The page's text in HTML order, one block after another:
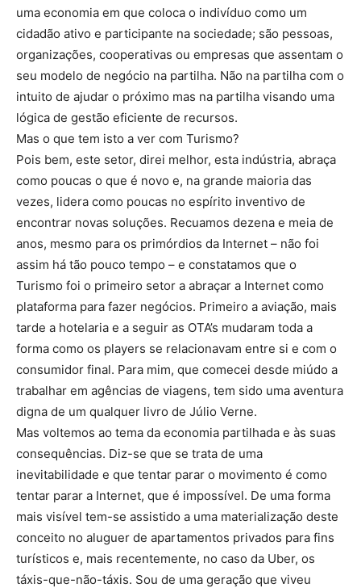
uma economia em que coloca o indivíduo como um
cidadão ativo e participante na sociedade; são pessoas,
organizações, cooperativas ou empresas que assentam o
seu modelo de negócio na partilha. Não na partilha com o
intuito de ajudar o próximo mas na partilha visando uma
lógica de gestão eficiente de recursos.
Mas o que tem isto a ver com Turismo?
Pois bem, este setor, direi melhor, esta indústria, abraça
como poucas o que é novo e, na grande maioria das
vezes, lidera como poucas no espírito inventivo de
encontrar novas soluções. Recuamos dezena e meia de
anos, mesmo para os primórdios da Internet – não foi
assim há tão pouco tempo – e constatamos que o
Turismo foi o primeiro setor a abraçar a Internet como
plataforma para fazer negócios. Primeiro a aviação, mais
tarde a hotelaria e a seguir as OTA’s mudaram toda a
forma como os players se relacionavam entre si e com o
consumidor final. Para mim, que comecei desde miúdo a
trabalhar em agências de viagens, tem sido uma aventura
digna de um qualquer livro de Júlio Verne.
Mas voltemos ao tema da economia partilhada e às suas
consequências. Diz-se que se trata de uma
inevitabilidade e que tentar parar o movimento é como
tentar parar a Internet, que é impossível. De uma forma
mais visível tem-se assistido a uma materialização deste
conceito no aluguer de apartamentos privados para fins
turísticos e, mais recentemente, no caso da Uber, os
táxis-que-não-táxis. Sou de uma geração que viveu